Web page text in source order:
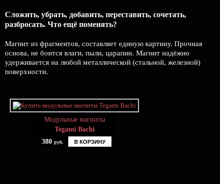
Сложить, убрать, добавить, переставить, сочетать,
разбросать. Что ещё поменять?
Магнит из фрагментов, составляет единую картину. Прочная
основа, не боится влаги, пыли, царапин. Магнит надёжно
удерживается на любой металлической (стальной, железной)
поверхности.
Модульные магниты
Tegami Bachi
380 руб. В КОРЗИНУ